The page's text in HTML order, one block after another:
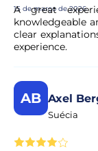
A minha
parceiro
disponibilidade
recebe a
15 de março de 2026
A great
knowledgeable
clear
experience.
AB Axel
Suécia